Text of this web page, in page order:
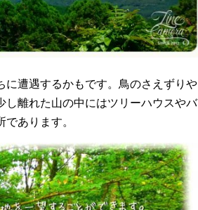
遭遇するかもです。鳥のさえずりや
し離れた山の中にはツリーハウスやバ
あります。